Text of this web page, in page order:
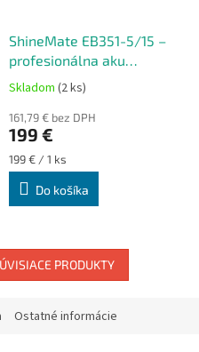
ShineMate EB351-5/15 –
profesionálna aku
orbitálna leštička - 15mm
Priemerné
produktu
je
5,0
z
hviezdičiek.
Skladom (2 ks)
161,79 € bez DPH
199 €
Jednotková
cena:
199 € / 1 ks
Do košíka
PRODUKTY
Ostatné informácie